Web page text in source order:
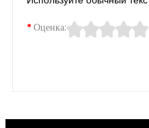
Оценка: